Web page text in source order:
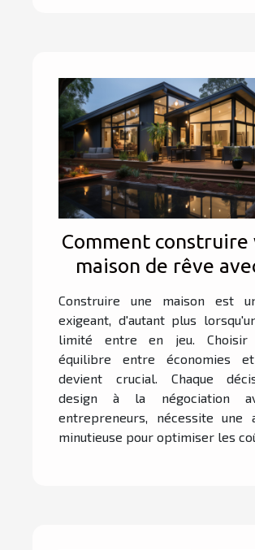
Comment
maison de rêve
Construire une maison est
exigeant, d'autant plus
limité entre en jeu.
équilibre entre économies
devient crucial. Chaque
design à la négociation
entrepreneurs, nécessite une
minutieuse pour optimiser les